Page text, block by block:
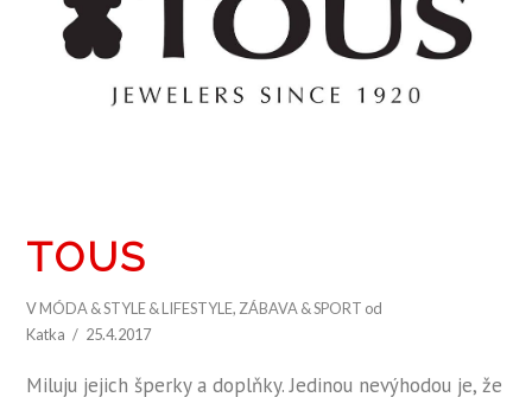
TOUS
VMÓDA & STYLE & LIFESTYLE, ZÁBAVA & SPORT od
Katka
25.4.2017
Miluju jejich šperky a doplňky. Jedinou nevýhodou je, že